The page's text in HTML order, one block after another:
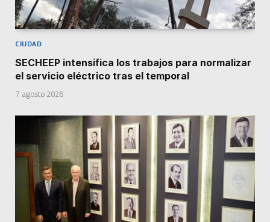
CIUDAD
SECHEEP intensifica los trabajos para normalizar
el servicio eléctrico tras el temporal
7 agosto 2026